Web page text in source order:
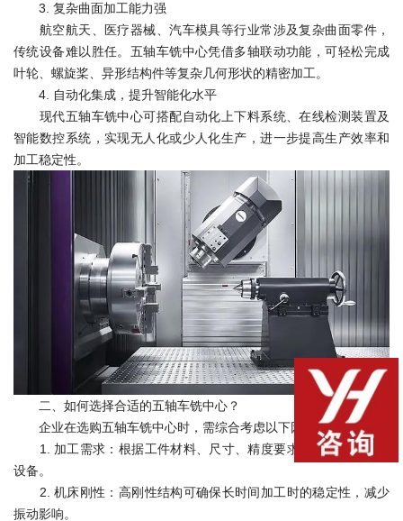
3. 复杂曲面加工能力强
航空航天、医疗器械、汽车模具等行业常涉及复杂曲面零件，
传统设备难以胜任。五轴车铣中心凭借多轴联动功能，可轻松完成
叶轮、螺旋桨、异形结构件等复杂几何形状的精密加工。
4. 自动化集成，提升智能化水平
现代五轴车铣中心可搭配自动化上下料系统、在线检测装置及
智能数控系统，实现无人化或少人化生产，进一步提高生产效率和
加工稳定性。
二、如何选择合适的五轴车铣中心？
企业在选购五轴车铣中心时，需综合考虑以下因素：
1. 加工需求：根据工件材料、尺寸、精度要求选择合适规格的
设备。
2. 机床刚性：高刚性结构可确保长时间加工时的稳定性，减少
振动影响。